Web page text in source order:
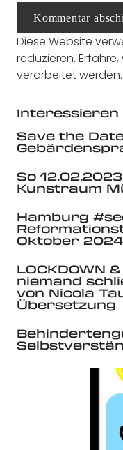
Kommentar
Diese Website
reduzieren.
verarbeitet werden.
Save the
So
Kunstraum
Hamburg
Oktober
LOCKDOWN
niemand
von Nicola
Übersetzung